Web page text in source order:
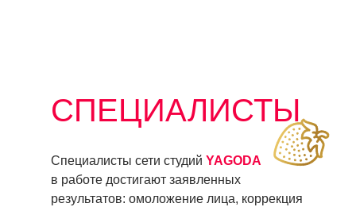
СПЕЦИАЛИСТЫ
Специалисты сети студий YAGODA
в работе достигают заявленных
результатов: омоложение лица, коррекция